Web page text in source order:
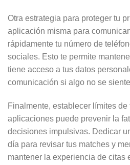
Otra estrategia para proteger tu
aplicación misma para
rápidamente tu número de
sociales. Esto te permite
tiene acceso a tus datos
comunicación si algo no se
Finalmente, establecer límites
aplicaciones puede prevenir la
decisiones impulsivas. Dedicar
día para revisar tus matches y
mantener la experiencia de citas